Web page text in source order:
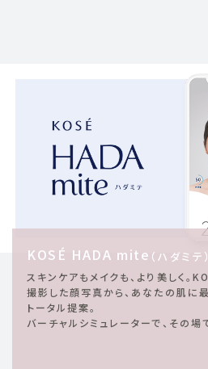
KOSÉ HADA mite （ハダミテ）
スキンケアもメイクも、より美しく。
撮影した顔写真から、あなたの肌に
トータル提案。
バーチャルシミュレーターで、その場